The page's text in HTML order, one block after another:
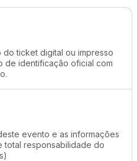
ticket digital ou impresso
de identificação oficial com
evento e as informações
total responsabilidade do